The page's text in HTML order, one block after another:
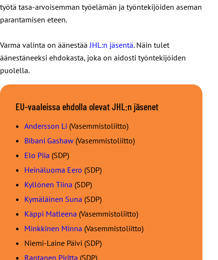
työtä tasa-arvoisemman työelämän ja työntekijöiden aseman
parantamisen eteen.
Varma valinta on äänestää JHL:n jäsentä. Näin tulet
äänestäneeksi ehdokasta, joka on aidosti työntekijöiden
puolella.
EU-vaaleissa ehdolla olevat JHL:n jäsenet
Andersson Li (Vasemmistoliitto)
Bibani Gashaw (Vasemmistoliitto)
Elo Piia (SDP)
Heinäluoma Eero (SDP)
Kyllönen Tiina (SDP)
Kymäläinen Suna (SDP)
Käppi Matleena (Vasemmistoliitto)
Minkkinen Minna (Vasemmistoliitto)
Niemi-Laine Päivi (SDP)
Rantanen Piritta (SDP)